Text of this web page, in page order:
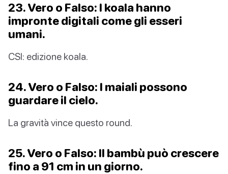
23. Vero o Falso: I koala hanno
impronte digitali come gli esseri
umani.
CSI: edizione koala.
24. Vero o Falso: I maiali possono
guardare il cielo.
La gravità vince questo round.
25. Vero o Falso: Il bambù può crescere
fino a 91 cm in un giorno.